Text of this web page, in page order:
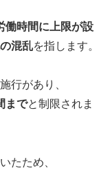
働時間に上限が設
混乱を指します。
行があり、
までと制限されま
たため、